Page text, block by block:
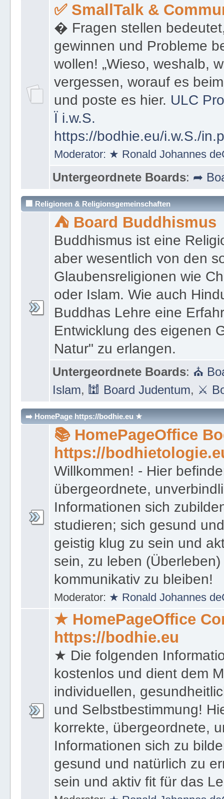
✅ SmallTalk &
� Fragen stellen
gewinnen und Probleme
wollen! „Wieso, weshalb,
vergessen, worauf es
und poste es hier. ULC
Ï i.w.S.
https://bodhie.eu/i.w.S./
Moderator: ★ Ronald Johannes
Untergeordnete Boards: ➦
🏢 Religionen & Religionsgemeinschaften
⛺ Board Buddhismus
Buddhismus ist eine
aber wesentlich von den
Glaubensreligionen wie
oder Islam. Wie auch
Buddhas Lehre eine
Entwicklung des eigenen
Natur" zu erlangen.
Untergeordnete Boards: ⛪
Islam, 🕍 Board Judentum, ⚔
➡️ HomePage https://bodhie.eu ★
📚 HomePageOffice
https://
Willkommen! - Hier
übergeordnete,
Informationen sich
studieren; sich gesund
geistig klug zu sein und
sein, zu leben
kommunikativ zu bleiben!
Moderator: ★ Ronald Johannes
★ HomePageOffice
https://bodhie.eu
★ Die folgenden
kostenlos und dient dem
individuellen,
und Selbstbestimmung!
korrekte, übergeordnete,
Informationen sich zu
gesund und natürlich zu
sein und aktiv fit für das